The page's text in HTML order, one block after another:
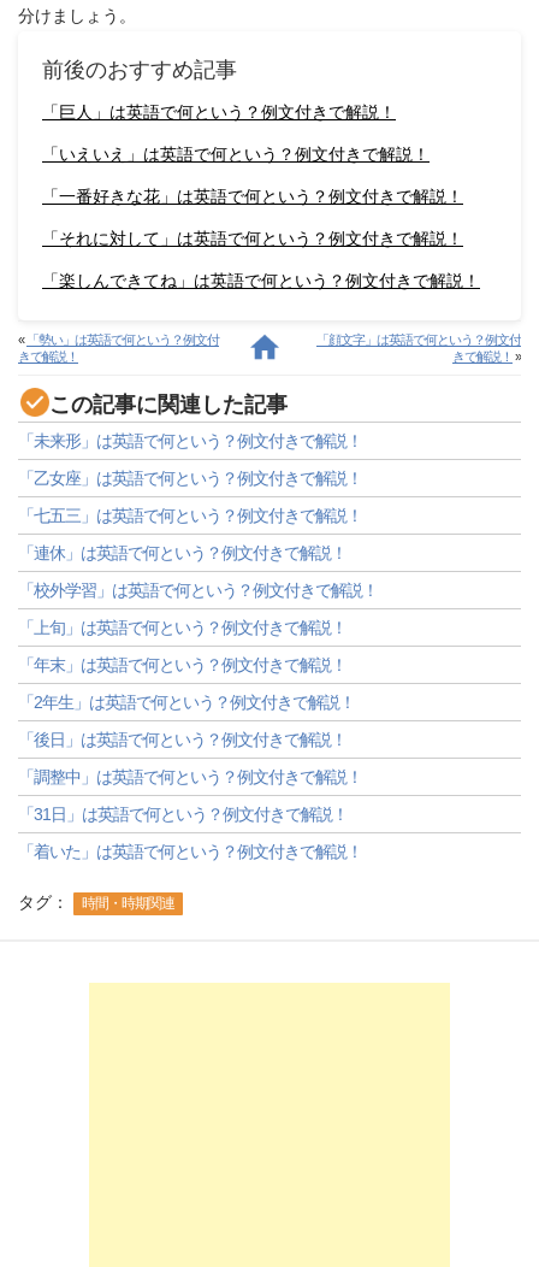
分けましょう。
前後のおすすめ記事
「巨人」は英語で何という？例文付きで解説！
「いえいえ」は英語で何という？例文付きで解説！
「一番好きな花」は英語で何という？例文付きで解説！
「それに対して」は英語で何という？例文付きで解説！
「楽しんできてね」は英語で何という？例文付きで解説！
« 「勢い」は英語で何という？例文付
きで解説！
「顔文字」は英語で何という？例文付
きで解説！ »
この記事に関連した記事
「未来形」は英語で何という？例文付きで解説！
「乙女座」は英語で何という？例文付きで解説！
「七五三」は英語で何という？例文付きで解説！
「連休」は英語で何という？例文付きで解説！
「校外学習」は英語で何という？例文付きで解説！
「上旬」は英語で何という？例文付きで解説！
「年末」は英語で何という？例文付きで解説！
「2年生」は英語で何という？例文付きで解説！
「後日」は英語で何という？例文付きで解説！
「調整中」は英語で何という？例文付きで解説！
「31日」は英語で何という？例文付きで解説！
「着いた」は英語で何という？例文付きで解説！
タグ： 時間・時期関連